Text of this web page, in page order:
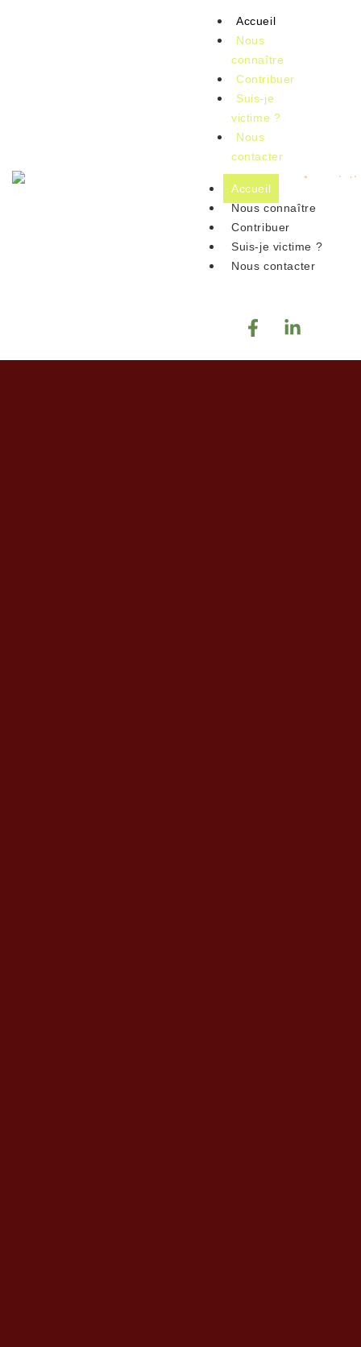
Accueil
Nous
connaître
Contribuer
Suis-je
victime ?
Nous
contacter
Accueil
Nous connaître
Contribuer
Suis-je victime ?
Nous contacter